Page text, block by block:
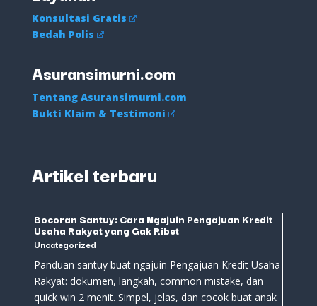
Konsultasi Gratis
Bedah Polis
Asuransimurni.com
Tentang Asuransimurni.com
Bukti Klaim & Testimoni
Artikel terbaru
Bocoran Santuy: Cara Ngajuin Pengajuan Kredit
Usaha Rakyat yang Gak Ribet
Uncategorized
Panduan santuy buat ngajuin Pengajuan Kredit Usaha
Rakyat: dokumen, langkah, common mistake, dan
quick win 2 menit. Simpel, jelas, dan cocok buat anak